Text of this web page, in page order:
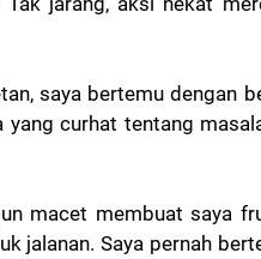
saya bertemu dengan
curhat tentang
macet membuat saya
jalanan. Saya pernah